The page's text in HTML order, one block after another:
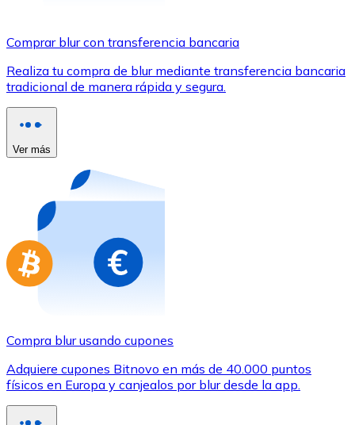
Utiliza tarjetas Visa y Mastercard para comprar
Comprar con tarjeta
Compra tarjetas regalo de tus marcas favoritas con
Ir a la tienda de tarjetas regalo
Comprar blur con transferencia bancaria
Realiza tu compra de blur mediante transferencia bancaria
tradicional de manera rápida y segura.
Ver más
Compra blur usando cupones
Adquiere cupones Bitnovo en más de 40.000 puntos
físicos en Europa y canjealos por blur desde la app.